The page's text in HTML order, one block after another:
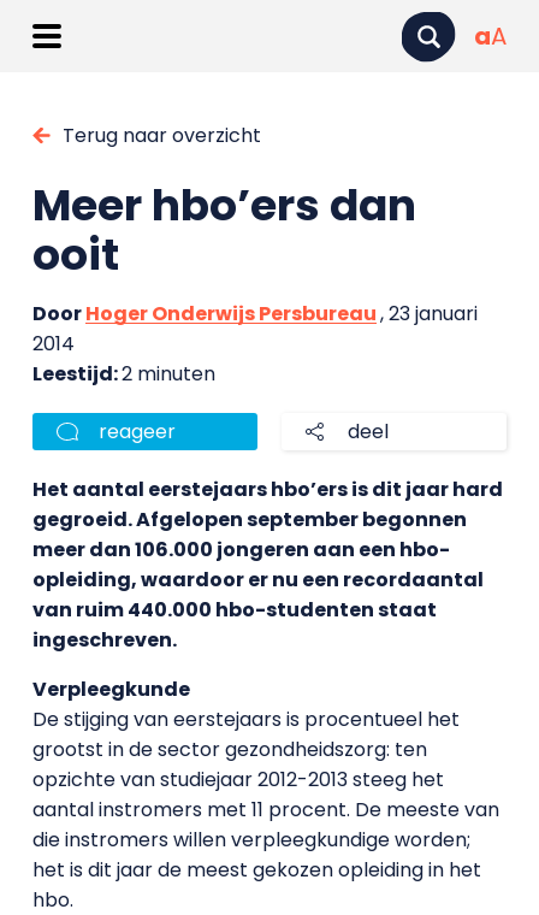
aA
Terug naar overzicht
Meer hbo’ers dan
ooit
DoorHoger Onderwijs Persbureau, 23 januari
2014
Leestijd:2 minuten
reageer deel
Het aantal eerstejaars hbo’ers is dit jaar hard
gegroeid. Afgelopen september begonnen
meer dan 106.000 jongeren aan een hbo-
opleiding, waardoor er nu een recordaantal
van ruim 440.000 hbo-studenten staat
ingeschreven.
Verpleegkunde
De stijging van eerstejaars is procentueel het
grootst in de sector gezondheidszorg: ten
opzichte van studiejaar 2012-2013 steeg het
aantal instromers met 11 procent. De meeste van
die instromers willen verpleegkundige worden;
het is dit jaar de meest gekozen opleiding in het
hbo.